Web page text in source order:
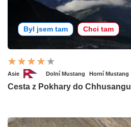
Byl jsem tam Chci tam
Asie Dolní Mustang Horní Mustang
Cesta z Pokhary do Chhusangu